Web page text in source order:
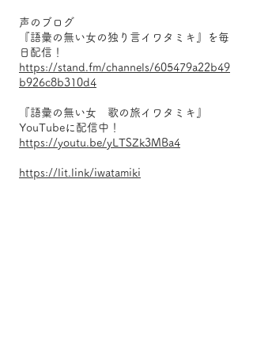
声のブログ
『語彙の無い女の独り言イワタミキ』を毎
日配信！
https://stand.fm/channels/605479a22b49
b926c8b310d4
『語彙の無い女 歌の旅イワタミキ』
YouTubeに配信中！
https://youtu.be/yLTSZk3MBa4
https://lit.link/iwatamiki